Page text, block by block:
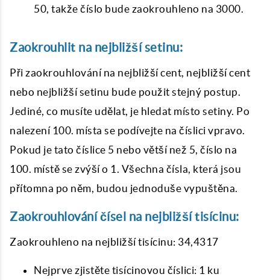
50, takže číslo bude zaokrouhleno na 3000.
Zaokrouhlit na nejbližší setinu:
Při zaokrouhlování na nejbližší cent, nejbližší cent
nebo nejbližší setinu bude použit stejný postup.
Jediné, co musíte udělat, je hledat místo setiny. Po
nalezení 100. místa se podívejte na číslici vpravo.
Pokud je tato číslice 5 nebo větší než 5, číslo na
100. místě se zvýší o 1. Všechna čísla, která jsou
přítomna po něm, budou jednoduše vypuštěna.
Zaokrouhlování čísel na nejbližší tisícinu:
Zaokrouhleno na nejbližší tisícinu: 34,4317
Nejprve zjistěte tisícinovou číslici: 1 ku